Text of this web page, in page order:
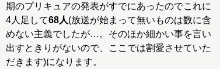
期のプリキュアの発表がすでにあったのでこれに
4人足して68人(放送が始まって無いものは数に含
めない主義でしたが…。そのほか細かい事を言い
出すときりがないので、ここでは割愛させていた
だきます)になります。